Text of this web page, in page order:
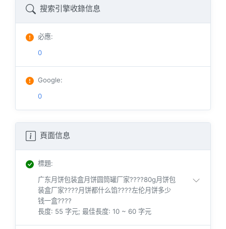
搜索引擎收錄信息
必應:
0
Google:
0
頁面信息
標題:
广东月饼包装盒月饼圆筒罐厂家????80g月饼包
装盒厂家????月饼都什么馅????左伦月饼多少
钱一盒????
長度: 55 字元; 最佳長度: 10 ~ 60 字元